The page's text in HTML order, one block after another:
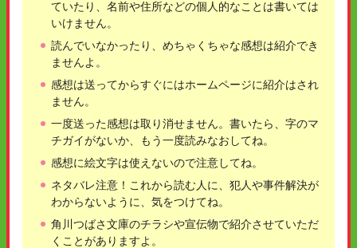
ていたり、名前や住所などの個人的なことは書いては
いけません。
読んでいなかったり、めちゃくちゃな感想は紹介でき
ませんよ。
感想は送ってからすぐにはホームページに紹介はされ
ません。
一度送った感想は取り消せません。書いたら、字のマ
チガイがないか、もう一度読みなおしてね。
感想に絵文字は使えないので注意してね。
ネタバレ注意！これから読む人に、犯人や事件解決が
わからないように、気をつけてね。
角川つばさ文庫のチラシや宣伝物で紹介させていただ
くことがありますよ。